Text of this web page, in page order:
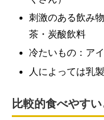
刺激のある飲み
茶・炭酸飲料
冷たいもの：ア
人によっては乳
比較的食べやす